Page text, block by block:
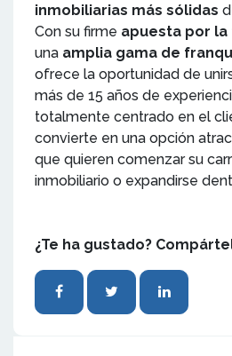
inmobiliarias más sólidas
Con su firme apuesta por
una amplia gama de
ofrece la oportunidad de
más de 15 años de
totalmente centrado en el
convierte en una opción
que quieren comenzar su
inmobiliario o expandirse
¿Te ha gustado?